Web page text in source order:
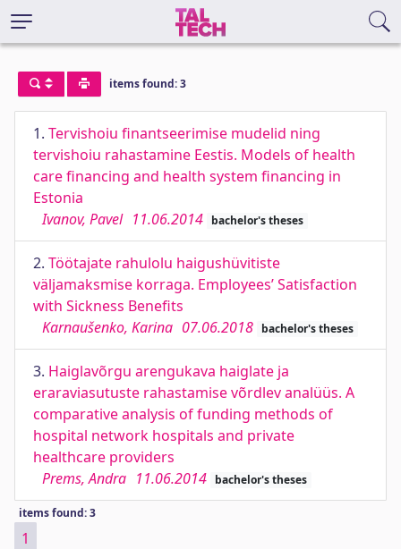
items found: 3
1. Tervishoiu finantseerimise mudelid ning
tervishoiu rahastamine Eestis. Models of health
care financing and health system financing in
Estonia
Ivanov, Pavel 11.06.2014 bachelor's theses
2. Töötajate rahulolu haigushüvitiste
väljamaksmise korraga. Employees’ Satisfaction
with Sickness Benefits
Karnaušenko, Karina 07.06.2018 bachelor's theses
3. Haiglavõrgu arengukava haiglate ja
eraraviasutuste rahastamise võrdlev analüüs. A
comparative analysis of funding methods of
hospital network hospitals and private
healthcare providers
Prems, Andra 11.06.2014 bachelor's theses
items found: 3
1